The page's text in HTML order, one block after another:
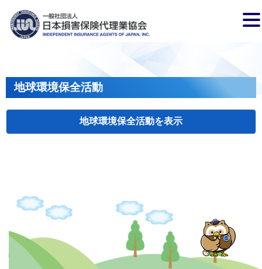
地球環境保全活動
地球環境保全活動
タイトル
岩手
クリーンアップキャンペーン
長野 飯田 飯田市大宮桜並木清掃活動
兵庫 2026.04.29 姫路城みどりの美化キャンペーン
2026.06.06 クリーン作戦 岡山